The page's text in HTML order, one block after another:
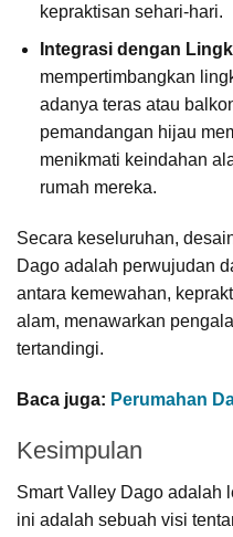
kepraktisan sehari-hari.
Integrasi dengan
mempertimbangkan
adanya teras atau
pemandangan hijau
menikmati keindahan
rumah mereka.
Secara keseluruhan,
Dago adalah perwujudan
antara kemewahan,
alam, menawarkan
tertandingi.
Baca juga: Perumahan
Kesimpulan
Smart Valley Dago adalah
ini adalah sebuah visi